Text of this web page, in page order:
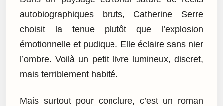
autobiographiques bruts, Catherine Serre
choisit la tenue plutôt que l’explosion
émotionnelle et pudique. Elle éclaire sans nier
l’ombre. Voilà un petit livre lumineux, discret,
mais terriblement habité.
Mais surtout pour conclure, c’est un roman